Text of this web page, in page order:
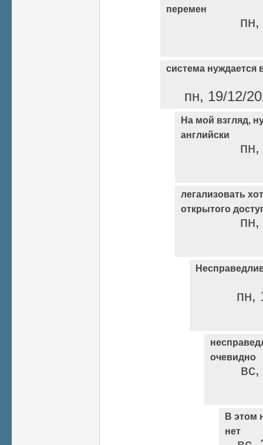
перемен
система
пн, 19/12/
На мой взгляд,
английски
легализовать
открытого
пн,
очевидно
В этом
нет